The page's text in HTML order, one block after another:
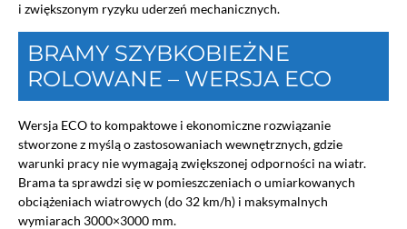
i zwiększonym ryzyku uderzeń mechanicznych.
BRAMY SZYBKOBIEŻNE
ROLOWANE – WERSJA ECO
Wersja ECO to kompaktowe i ekonomiczne rozwiązanie
stworzone z myślą o zastosowaniach wewnętrznych, gdzie
warunki pracy nie wymagają zwiększonej odporności na wiatr.
Brama ta sprawdzi się w pomieszczeniach o umiarkowanych
obciążeniach wiatrowych (do 32 km/h) i maksymalnych
wymiarach 3000×3000 mm.